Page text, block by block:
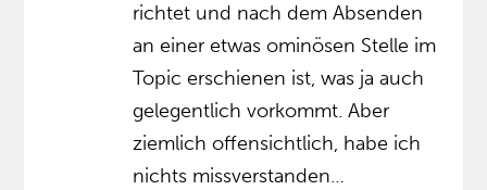
richtet und nach dem Absenden
an einer etwas ominösen Stelle im
Topic erschienen ist, was ja auch
gelegentlich vorkommt. Aber
ziemlich offensichtlich, habe ich
nichts missverstanden…